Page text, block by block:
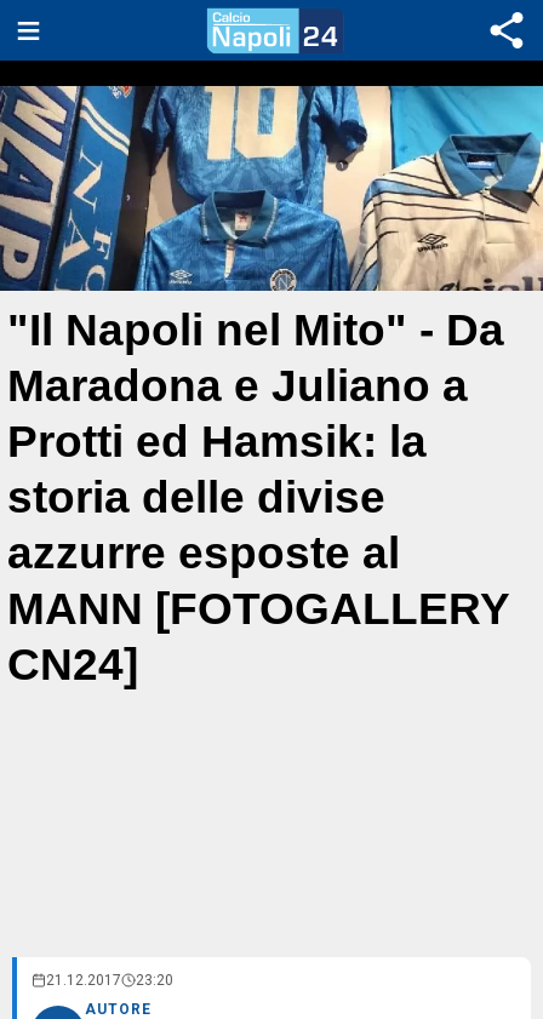
"Il Napoli nel Mito" - Da
Maradona e Juliano a
Protti ed Hamsik: la
storia delle divise
azzurre esposte al
MANN [FOTOGALLERY
CN24]
21.12.2017 23:20
AUTORE